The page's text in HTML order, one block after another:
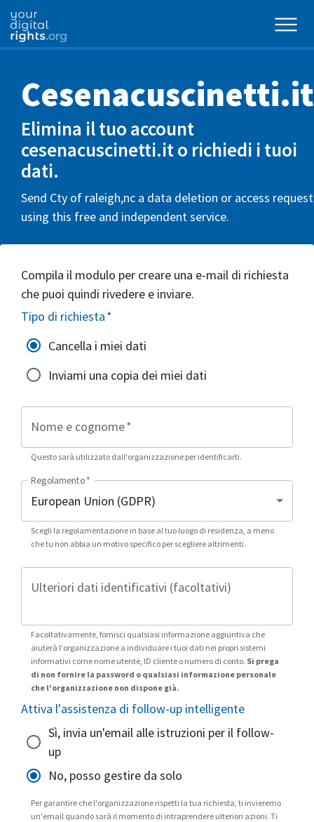
Cesenacuscinetti.it
Elimina il tuo account
cesenacuscinetti.it o richiedi i tuoi
dati.
Send Cty of raleigh,nc a data deletion or access request
using this free and independent service.
Compila il modulo per creare una e-mail di richiesta
che puoi quindi rivedere e inviare.
Tipo di richiesta*
Cancella i miei dati
Inviami una copia dei miei dati
Nome e cognome*
Questo sarà utilizzato dall'organizzazione per identificarti.
Regolamento*
Scegli la regolamentazione in base al tuo luogo di residenza, a meno
che tu non abbia un motivo specifico per scegliere altrimenti.
Ulteriori dati identificativi (facoltativi)
Facoltativamente, fornisci qualsiasi informazione aggiuntiva che
aiuterà l'organizzazione a individuare i tuoi dati nei propri sistemi
informativi come nome utente, ID cliente o numero di conto. Si prega
di non fornire la password o qualsiasi informazione personale
che l'organizzazione non dispone già.
Attiva l'assistenza di follow-up intelligente
Sì, invia un'email alle istruzioni per il follow-
up
No, posso gestire da solo
Per garantire che l'organizzazione rispetti la tua richiesta, ti invieremo
un'email quando sarà il momento di intraprendere ulteriori azioni. Ti